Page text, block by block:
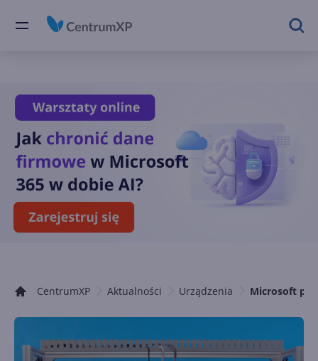
CentrumXP Aktualności Urządzenia Microsoft